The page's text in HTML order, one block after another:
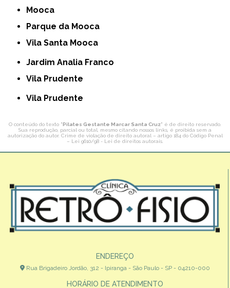
Mooca
Parque da Mooca
Vila Santa Mooca
Jardim Analia Franco
Vila Prudente
Vila Prudente
O conteúdo do texto "Pilates Gestante Marcar Santa Cruz" é de direito reservado.
Sua reprodução, parcial ou total, mesmo citando nossos links, é proibida sem a
autorização do autor. Crime de violação de direito autoral – artigo 184 do Código Penal
– Lei 9610/98 - Lei de direitos autorais
ENDEREÇO
Rua Brigadeiro Jordão, 312 - Ipiranga - São Paulo - SP - 04210-000
HORÁRIO DE ATENDIMENTO